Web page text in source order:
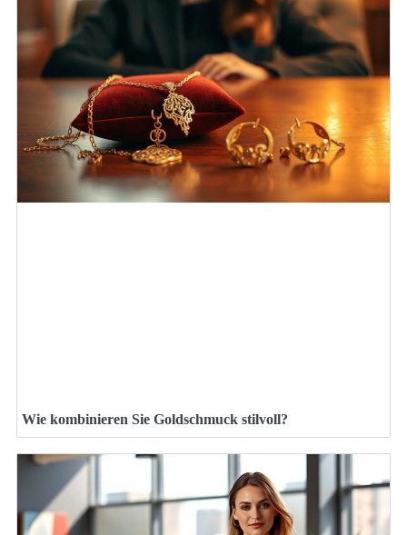
Wie kombinieren Sie Goldschmuck stilvoll?